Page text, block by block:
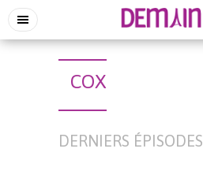
COX
DERNIERS ÉPISODES